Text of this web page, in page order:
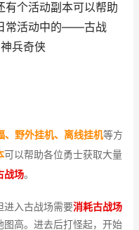
有个活动副本可以帮助
常活动中的——古战
兵奇侠
、野外挂机、离线挂机等方
可以帮助各位勇士获取大量
战场。
进入古战场需要消耗古战场
图高。进去后打怪起，开始